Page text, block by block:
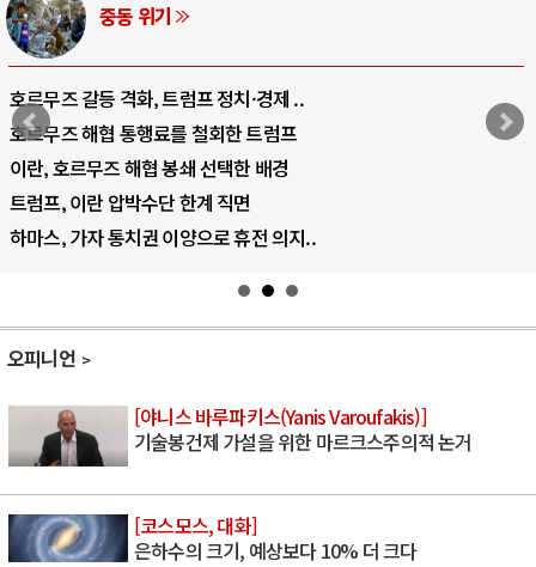
AI와 인간
중국 AI, 저가 공세로 글로벌 토큰 시..
AI 국부펀드 구상 놓고 미국 진보진영 ..
AI 데이터센터 반대 투쟁은 새로운 글로..
AI의 숨은 환경 비용: 데이터센터 확산..
AI는 어떻게 미국 민주주의를 잠식하고 ..
오피니언
[야니스 바루파키스(Yanis Varoufakis)]
기술봉건제 가설을 위한 마르크스주의적 논거
[코스모스, 대화]
은하수의 크기, 예상보다 10% 더 크다